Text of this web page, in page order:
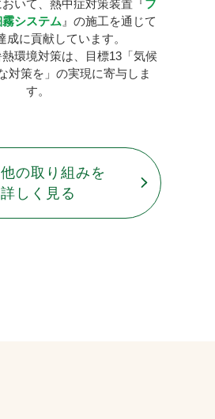
いて、熱中症対策装置『フ
システム 』の施工を通じて
成に貢献しています。
環境対策は、目標13「気候
対策を」の実現に寄与しま
す。
の取り組みを
詳しく見る